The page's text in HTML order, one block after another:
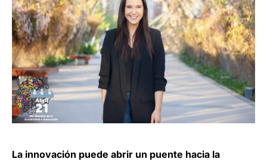
La innovación puede abrir un puente hacia la